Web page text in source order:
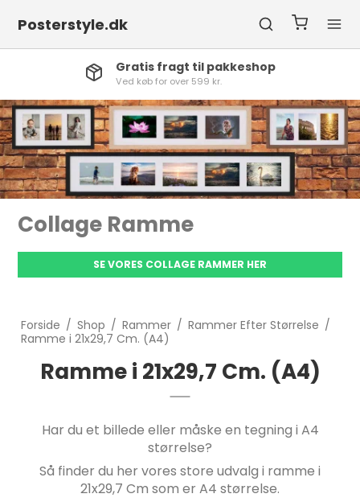
Posterstyle.dk
Høj services
Vi stå altid klar til at hjælpe
Collage Ramme
SE VORES COLLAGE RAMMER HER
Forside / Shop / Rammer / Rammer Efter Størrelse /
Ramme i 21x29,7 Cm. (A4)
Ramme i 21x29,7 Cm. (A4)
Har du et billede eller måske en tegning i A4
størrelse?
Så finder du her vores store udvalg i ramme i
21x29,7 Cm som er A4 størrelse.